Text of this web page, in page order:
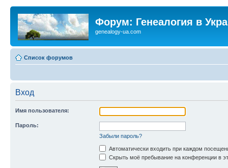
Форум: Генеалогия в
genealogy-ua.com
Список форумов
Вход
Имя пользователя:
Пароль:
Забыли пароль?
Автоматически входить при каждом
Скрыть моё пребывание на конференции в